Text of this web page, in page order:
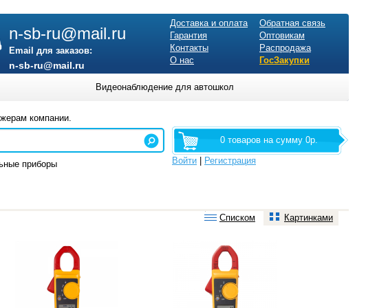
приборы
Списком Картинками
n-sb-ru@mail.ru
Email для заказов:
n-sb-ru@mail.ru
Доставка и оплата
Гарантия
Контакты
О нас
Обратная связь
Оптовикам
Распродажа
ГосЗакупки
Видеонаблюдение для автошкол
компании.
0 товаров на сумму 0р.
Войти
Регистрация